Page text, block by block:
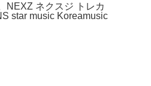
NEXZ ネクスジ トレカ
star music Koreamusic